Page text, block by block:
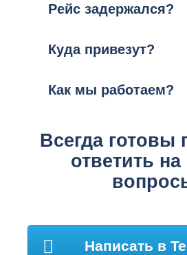
Рейс задержался?
Куда привезут?
Как мы работаем?
Всегда готовы
ответить
Написать в